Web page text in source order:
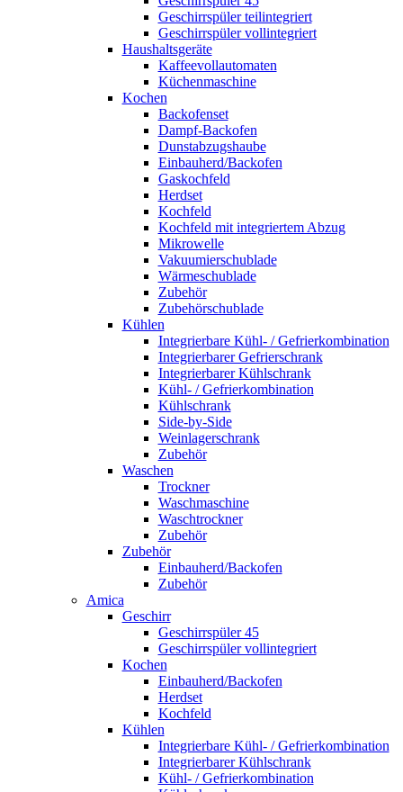
Geschirrspüler teilintegriert
Geschirrspüler vollintegriert
Haushaltsgeräte
Kaffeevollautomaten
Küchenmaschine
Kochen
Backofenset
Dampf-Backofen
Dunstabzugshaube
Einbauherd/Backofen
Gaskochfeld
Herdset
Kochfeld
Kochfeld mit integriertem Abzug
Mikrowelle
Vakuumierschublade
Wärmeschublade
Zubehör
Zubehörschublade
Kühlen
Integrierbare Kühl- / Gefrierkombination
Integrierbarer Gefrierschrank
Integrierbarer Kühlschrank
Kühl- / Gefrierkombination
Kühlschrank
Side-by-Side
Weinlagerschrank
Zubehör
Waschen
Trockner
Waschmaschine
Waschtrockner
Zubehör
Zubehör
Einbauherd/Backofen
Zubehör
Amica
Geschirr
Geschirrspüler 45
Geschirrspüler vollintegriert
Kochen
Einbauherd/Backofen
Herdset
Kochfeld
Kühlen
Integrierbare Kühl- / Gefrierkombination
Integrierbarer Kühlschrank
Kühl- / Gefrierkombination